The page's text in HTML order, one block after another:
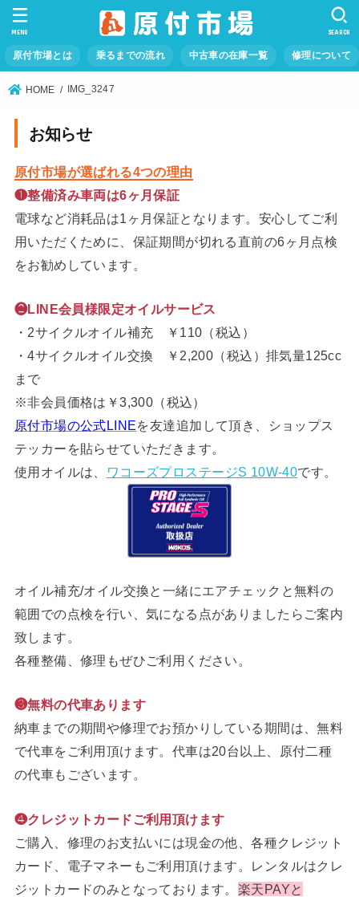
原付市場とは 乗るまでの流れ 中古車の在庫一覧 修理について
SEARCH
MENU
HOME IMG_3247
お知らせ
原付市場が選ばれる4つの理由
❶整備済み車両は6ヶ月保証
電球など消耗品は1ヶ月保証となります。安心してご利
用いただくために、保証期間が切れる直前の6ヶ月点検
をお勧めしています。
❷LINE会員様限定オイルサービス
・2サイクルオイル補充 ￥110（税込）
・4サイクルオイル交換 ￥2,200（税込）排気量125cc
まで
※非会員価格は￥3,300（税込）
原付市場の公式LINEを友達追加して頂き、ショップス
テッカーを貼らせていただきます。
使用オイルは、
ワコーズプロステージS 10W-40です。
オイル補充/オイル交換と一緒にエアチェックと無料の
範囲での点検を行い、気になる点がありましたらご案内
致します。
各種整備、修理もぜひご利用ください。
❸無料の代車あります
納車までの期間や修理でお預かりしている期間は、無料
で代車をご利用頂けます。代車は20台以上、原付二種
の代車もございます。
❹クレジットカードご利用頂けます
ご購入、修理のお支払いには現金の他、各種クレジット
カード、電子マネーもご利用頂けます。レンタルはクレ
ジットカードのみとなっております。 楽天PAYと